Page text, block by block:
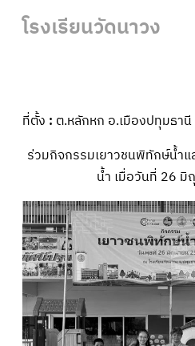
โรงเรียนวัดนาวง
ที่ตั้ง : ต.หลักหก อ.เมืองปทุมธา
ร่วมกิจกรรมเยาวชนพิทักษ์น้ำแ
น้ำ เมื่อวันที่ 26